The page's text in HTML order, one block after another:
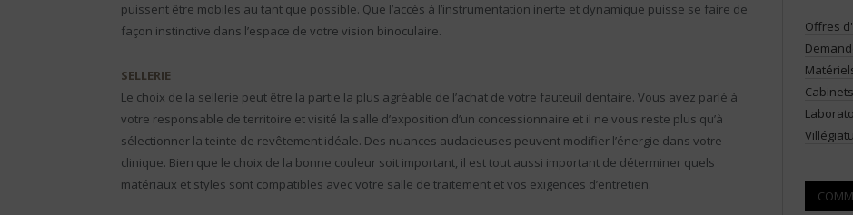
puissent être mobiles au tant que possible. Que l’accès à l’instrumentation inerte et dynamique puisse se faire de
façon instinctive dans l’espace de votre vision binoculaire.
SELLERIE
Le choix de la sellerie peut être la partie la plus agréable de l’achat de votre fauteuil dentaire. Vous avez parlé à
votre responsable de territoire et visité la salle d’exposition d’un concessionnaire et il ne vous reste plus qu’à
sélectionner la teinte de revêtement idéale. Des nuances audacieuses peuvent modifier l’énergie dans votre
clinique. Bien que le choix de la bonne couleur soit important, il est tout aussi important de déterminer quels
matériaux et styles sont compatibles avec votre salle de traitement et vos exigences d’entretien.
Offres